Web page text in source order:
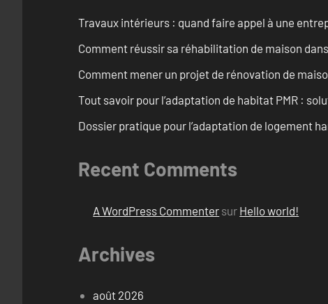
Travaux intérieurs : quand faire appel à une
Comment réussir sa réhabilitation de maison
Comment mener un projet de rénovation de
Tout savoir pour l’adaptation de habitat PMR :
Dossier pratique pour l’adaptation de logement
Recent Comments
A WordPress Commenter sur Hello world!
Archives
août 2026